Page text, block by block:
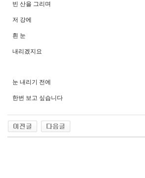
빈 산을 그리며
저 강에
흰 눈
내리겠지요
눈 내리기 전에
한번 보고 싶습니다